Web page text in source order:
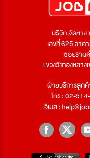
บริษัท จัดหาง
เลขที่ 625 อาค
ซอยราม
แขวงวังทองหลา
ฝ่ายบริการลูก
โทร : 02-
อีเมล :